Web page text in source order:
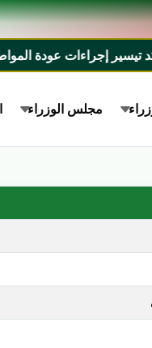
عودة المواطنين*
مجلس الوزراء